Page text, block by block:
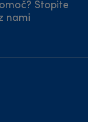
Stopite
nami